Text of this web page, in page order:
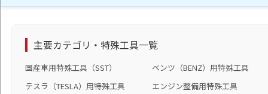
主要カテゴリ・特殊工具一覧
国産車用特殊工具（SST）
ベンツ（BENZ）用特殊工具
テスラ（TESLA）用特殊工具
エンジン整備用特殊工具